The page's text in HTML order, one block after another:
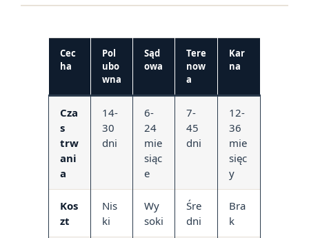
Cec
ha
Pol
ubo
wna
Sąd
owa
Tere
now
a
Kar
na
Cza
s
trw
ani
a
14-
30
dni
6-
24
mie
siąc
e
7-
45
dni
12-
36
mie
sięc
y
Kos
zt
Nis
ki
Wy
soki
Śre
dni
Bra
k